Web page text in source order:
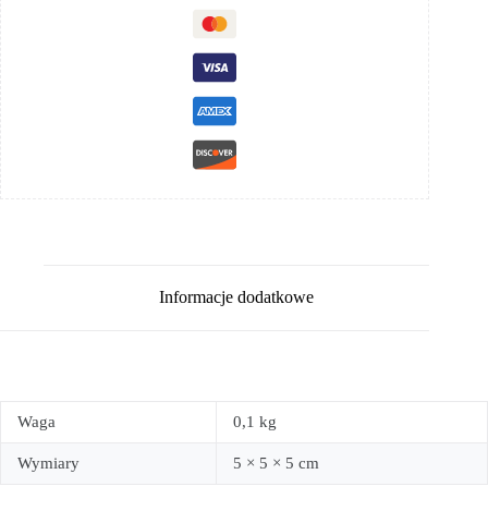
Informacje dodatkowe
Waga 0,1 kg
Wymiary 5 × 5 × 5 cm